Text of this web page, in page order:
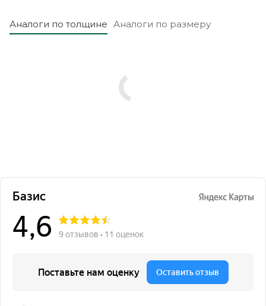
Аналоги по толщине Аналоги по размеру